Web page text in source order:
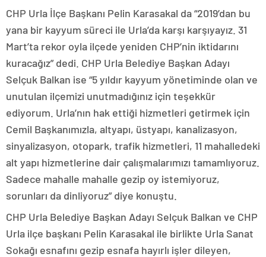
CHP Urla İlçe Başkanı Pelin Karasakal da “2019’dan bu
yana bir kayyum süreci ile Urla’da karşı karşıyayız. 31
Mart’ta rekor oyla ilçede yeniden CHP’nin iktidarını
kuracağız” dedi. CHP Urla Belediye Başkan Adayı
Selçuk Balkan ise “5 yıldır kayyum yönetiminde olan ve
unutulan ilçemizi unutmadığınız için teşekkür
ediyorum. Urla’nın hak ettiği hizmetleri getirmek için
Cemil Başkanımızla, altyapı, üstyapı, kanalizasyon,
sinyalizasyon, otopark, trafik hizmetleri, 11 mahalledeki
alt yapı hizmetlerine dair çalışmalarımızı tamamlıyoruz.
Sadece mahalle mahalle gezip oy istemiyoruz,
sorunları da dinliyoruz” diye konuştu.
CHP Urla Belediye Başkan Adayı Selçuk Balkan ve CHP
Urla ilçe başkanı Pelin Karasakal ile birlikte Urla Sanat
Sokağı esnafını gezip esnafa hayırlı işler dileyen,